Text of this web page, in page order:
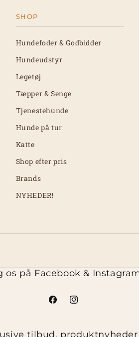
SHOP
Hundefoder & Godbidder
Hundeudstyr
Legetøj
Tæpper & Senge
Tjenestehunde
Hunde på tur
Katte
Shop efter pris
Brands
NYHEDER!
os på Facebook &
FacebookInstagram
tilbud,